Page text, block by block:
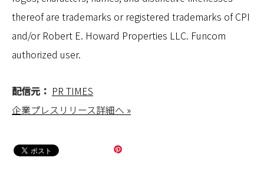
thereof are trademarks or registered trademarks of CPI
and/or Robert E. Howard Properties LLC. Funcom
authorized user.
配信元： PR TIMES
企業プレスリリース詳細へ »